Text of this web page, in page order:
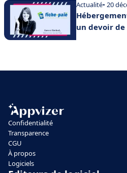
Actualité• 20
un devoir
Confidentialité
Transparence
CGU
À propos
Logiciels